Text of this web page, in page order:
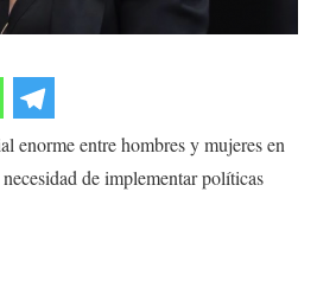
enorme entre hombres y mujeres en
de implementar políticas